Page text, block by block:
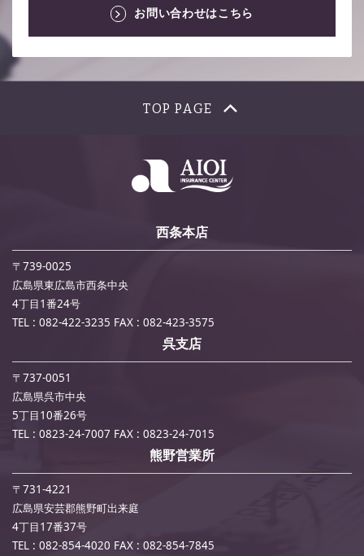
お問い合わせはこちら
TOP PAGE
西条本店
〒739-0025
広島県東広島市西条中央
4丁目1番24号
TEL : 082-422-3235 FAX : 082-423-3575
呉支店
〒737-0051
広島県呉市中央
5丁目10番26号
TEL : 0823-24-7007 FAX : 0823-24-7015
熊野営業所
〒731-4221
広島県安芸郡熊野町出来庭
4丁目17番37号
TEL : 082-854-4020 FAX : 082-854-7845